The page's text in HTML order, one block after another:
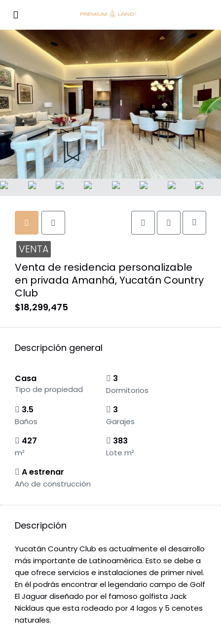
VENTA
Venta de residencia personalizable
en privada Amanhá, Yucatán Country
Club
$18,299,475
Descripción general
Casa
Tipo de propiedad
3
Dormitorios
3.5
Baños
3
Garajes
427
m²
383
Lote m²
A estrenar
Año de construcción
Descripción
Yucatán Country Club es actualmente el desarrollo
más importante de Latinoamérica. Esto se debe a
que ofrece servicios e instalaciones de primer nivel.
En él podrás encontrar el legendario campo de Golf
El Jaguar diseñado por el famoso golfista Jack
Nicklaus que esta rodeado por 4 lagos y 5 cenotes
naturales.